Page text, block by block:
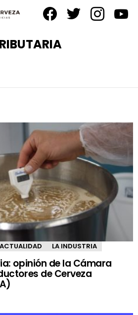
ACTUALIDAD LA INDUSTRIA
opinión de la Cámara
de Cerveza